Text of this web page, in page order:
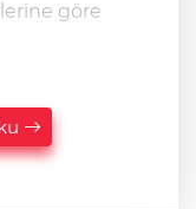
göre